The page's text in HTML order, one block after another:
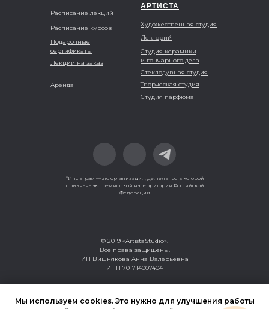
Расписание лекций
Расписание курсов
Лекции на заказ
АРТИСТА
Подарочные
сертификаты
Аренда
Художественная студия
Стеклодувная студия
Лекторий
Творческая студия
Студия керамики
и гончарного дела
Студия парфюма
© 2019 «ArtistaStudio».
Все права защищены.
ИП Вишнякова Анна Валерьевна
ИНН 701714007404
Политика конфиденциальности
*Инстаграм — это организация, деятельность которой
признана экстремистской на территории Российской
Федерации
Пользовательское соглашение
Мы используем cookies. Это нужно для улучшения работы